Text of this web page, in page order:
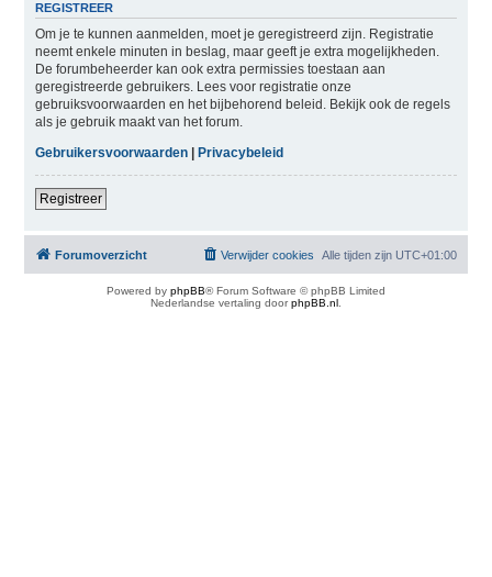
REGISTREER
Om je te kunnen aanmelden, moet je geregistreerd zijn. Registratie
neemt enkele minuten in beslag, maar geeft je extra mogelijkheden.
De forumbeheerder kan ook extra permissies toestaan aan
geregistreerde gebruikers. Lees voor registratie onze
gebruiksvoorwaarden en het bijbehorend beleid. Bekijk ook de regels
als je gebruik maakt van het forum.
Gebruikersvoorwaarden| Privacybeleid
Registreer
Forumoverzicht Alle tijden zijn UTC+01:00
Verwijder cookies
Powered by phpBB® Forum Software © phpBB Limited
Nederlandse vertaling doorphpBB.nl